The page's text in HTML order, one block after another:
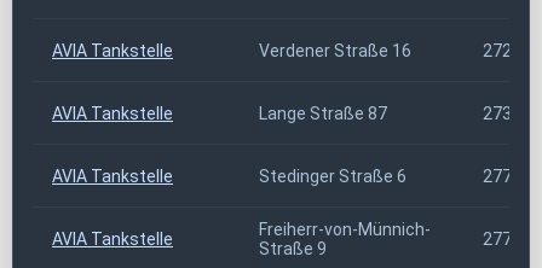
AVIA Tankstelle Verdener Straße 16 27299
AVIA Tankstelle Lange Straße 87 27305
AVIA Tankstelle Stedinger Straße 6 27777
AVIA Tankstelle
Freiherr-von-Münnich-
Straße 9
27798